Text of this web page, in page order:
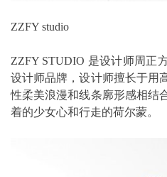
ZZFY studio
ZZFY STUDIO 是设计师周正
设计师品牌，设计师擅长于用
性柔美浪漫和线条廓形感相结
着的少女心和行走的荷尔蒙。